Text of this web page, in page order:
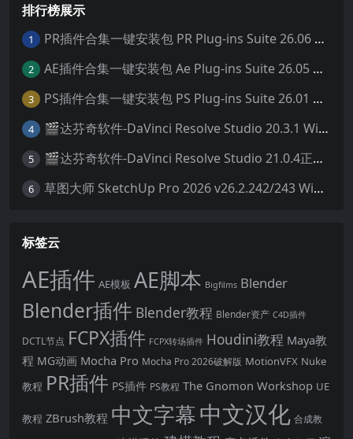
排行榜展示
1 PR插件合集一键安装包 PR Plug-ins Suite 26.06 一键安装PR所有常用插件！
2 AE插件合集一键安装包 Ae Plug-ins Suite 26.05 一键安装AE所有常用插件！
3 PS插件合集一键安装包 PS Plug-ins Suite 26.01 一键安装PS所有常用插件！
4 🎬达芬奇软件-DaVinci Resolve Studio 20.3.1 Win/Mac中文破解版下载
5 🎬达芬奇软件-DaVinci Resolve Studio 21.0.4正式版 Win/Mac中文破解版下载
6 草图大师 SketchUp Pro 2026 v26.2.242/243 Win/Mac破解版 中文版/英文版
标签云
AE插件 AE模板 AE脚本 Bigfilms Blender
Blender插件 Blender教程 Blender资产 C4D插件
DCTL节点 FCPX插件 FCPX转场插件 Houdini教程 Maya教
程 MG动画 Mocha Pro Mocha Pro 2026破解版 MotionVFX Nuke
教程 PR插件 PS插件 PS教程 The Gnomon Workshop UE
教程 ZBrush教程 中文字幕中文汉化 合成教